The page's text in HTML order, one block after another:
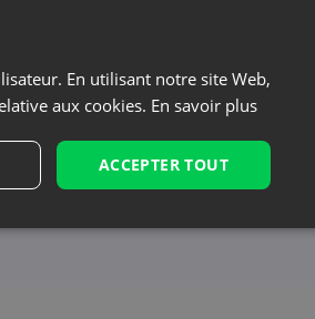
actualités et offres
spam inutile. Restez avec
En utilisant notre site Web,
aux cookies. En savoir plus
ACCEPTER TOUT